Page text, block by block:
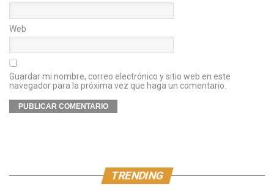
Web
Guardar mi nombre, correo electrónico y sitio web en este
navegador para la próxima vez que haga un comentario.
TRENDING